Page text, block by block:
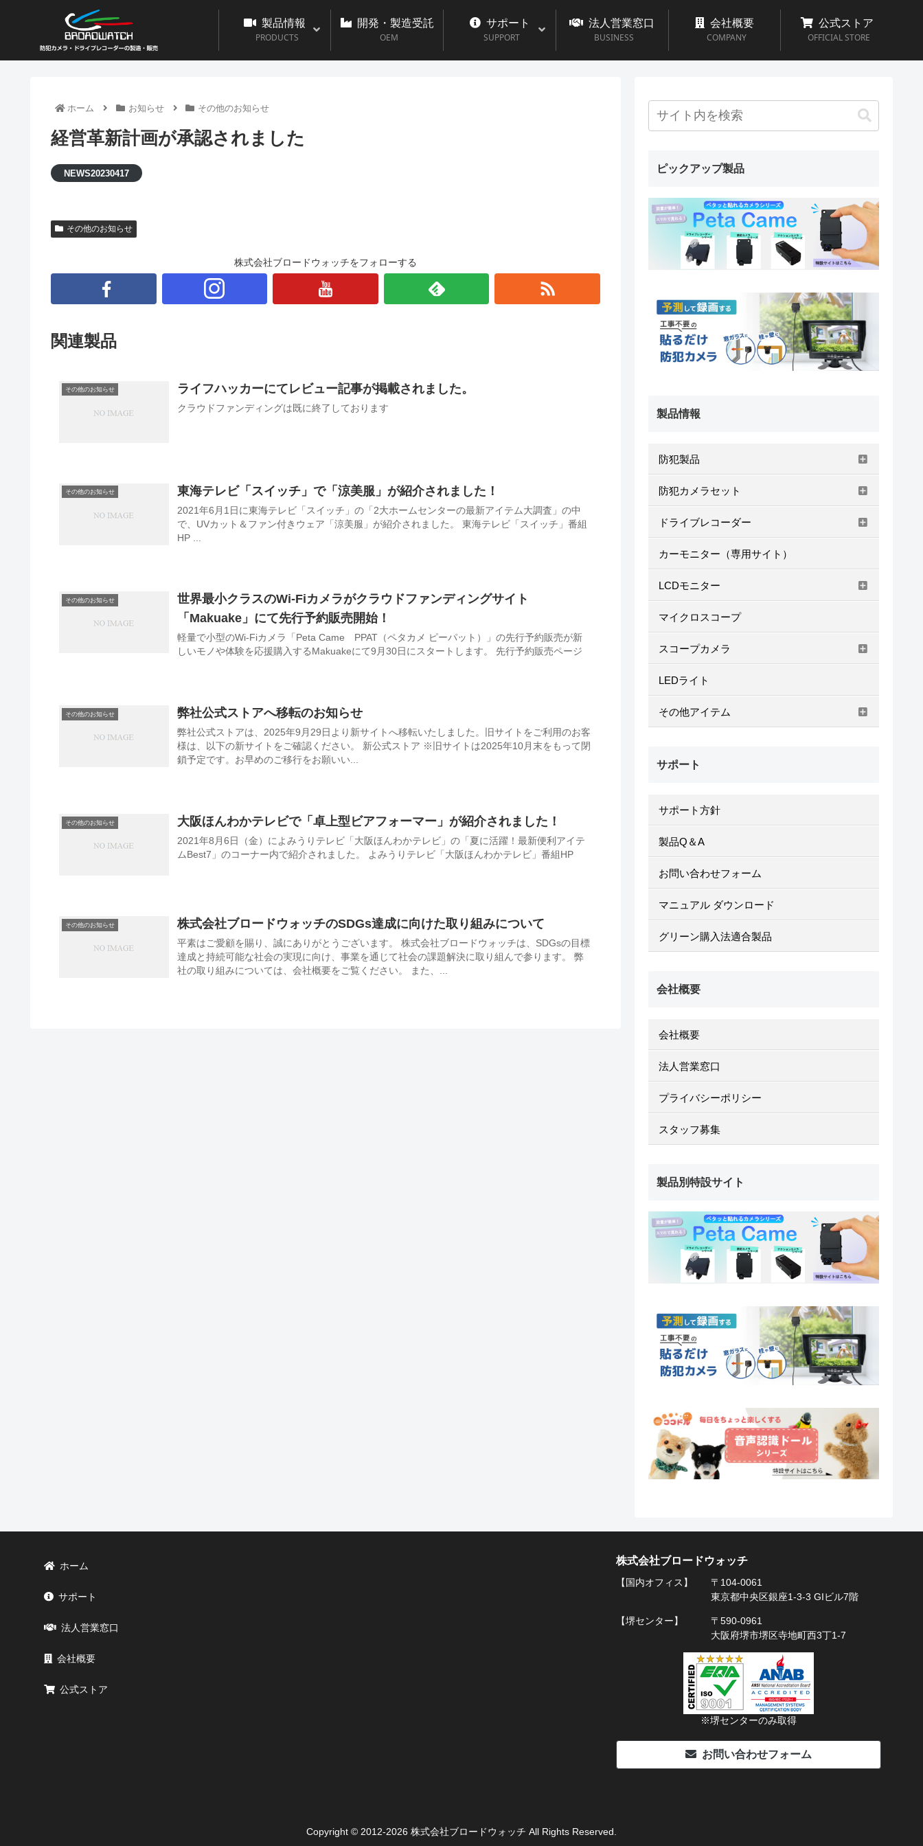
製品情報
PRODUCTS
開発・製造受託
OEM
サポート
SUPPORT
法人営業窓口
BUSINESS
会社概要
COMPANY
公式ストア
OFFICIAL STORE
ホーム お知らせ その他のお知らせ
経営革新計画が承認されました
NEWS20230417
その他のお知らせ
株式会社ブロードウォッチをフォローする
関連製品
その他のお知らせ ライフハッカーにてレビュー記事が掲載されました。
クラウドファンディングは既に終了しております
その他のお知らせ 東海テレビ「スイッチ」で「涼美服」が紹介されました！
2021年6月1日に東海テレビ「スイッチ」の「2大ホームセンターの最新アイテム大調査」の中
で、UVカット＆ファン付きウェア「涼美服」が紹介されました。 東海テレビ「スイッチ」番組
その他のお知らせ
世界最小クラスのWi-Fiカメラがクラウドファンディングサイト
「Makuake」にて先行予約販売開始！
軽量で小型のWi-Fiカメラ「Peta Came PPAT（ペタカメ ピーパット）」の先行予約販売が新
しいモノや体験を応援購入するMakuakeにて9月30日にスタートします。 先行予約販売ページ
その他のお知らせ 弊社公式ストアへ移転のお知らせ
弊社公式ストアは、2025年9月29日より新サイトへ移転いたしました。旧サイトをご利用のお客
様は、以下の新サイトをご確認ください。 新公式ストア ※旧サイトは2025年10月末をもって閉
鎖予定です。お早めのご移行をお願いい...
その他のお知らせ 大阪ほんわかテレビで「卓上型ビアフォーマー」が紹介されました！
2021年8月6日（金）によみうりテレビ「大阪ほんわかテレビ」の「夏に活躍！最新便利アイテ
ムBest7」のコーナー内で紹介されました。 よみうりテレビ「大阪ほんわかテレビ」番組HP
その他のお知らせ 株式会社ブロードウォッチのSDGs達成に向けた取り組みについて
平素はご愛顧を賜り、誠にありがとうございます。 株式会社ブロードウォッチは、SDGsの目標
達成と持続可能な社会の実現に向け、事業を通じて社会の課題解決に取り組んで参ります。 弊
社の取り組みについては、会社概要をご覧ください。 また、...
ピックアップ製品
製品情報
防犯製品
防犯カメラセット
ドライブレコーダー
カーモニター（専用サイト）
LCDモニター
マイクロスコープ
スコープカメラ
LEDライト
その他アイテム
サポート
サポート方針
製品Q＆A
お問い合わせフォーム
マニュアル ダウンロード
グリーン購入法適合製品
会社概要
会社概要
法人営業窓口
プライバシーポリシー
スタッフ募集
製品別特設サイト
ホーム
サポート
法人営業窓口
会社概要
公式ストア
株式会社ブロードウォッチ
【国内オフィス】
〒104-0061
東京都中央区銀座1-3-3 GIビル7階
【堺センター】
〒590-0961
大阪府堺市堺区寺地町西3丁1-7
※堺センターのみ取得
お問い合わせフォーム
Copyright © 2012-2026 株式会社ブロードウォッチ All Rights Reserved.